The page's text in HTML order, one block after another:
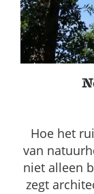
Hoe het
van
niet alleen
zegt